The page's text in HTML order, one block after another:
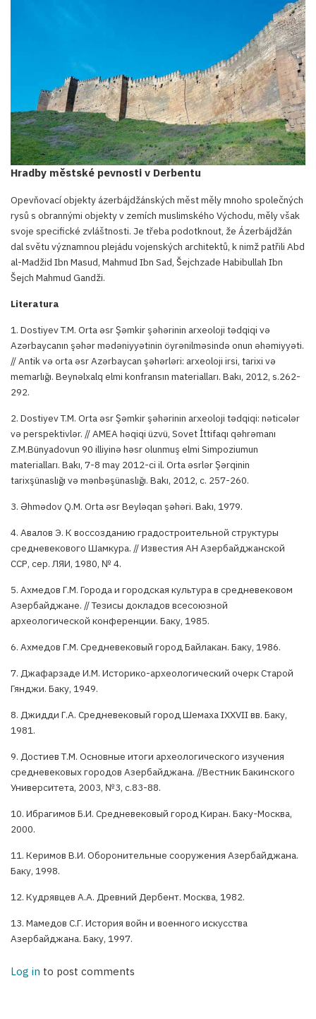
Hradby městské pevnosti v Derbentu
Opevňovací objekty ázerbájdžánských měst měly mnoho společných
rysů s obrannými objekty v zemích muslimského Východu, měly však
svoje specifické zvláštnosti. Je třeba podotknout, že Ázerbájdžán
dal světu významnou plejádu vojenských architektů, k nimž patřili Abd
al-Madžid Ibn Masud, Mahmud Ibn Sad, Šejchzade Habibullah Ibn
Šejch Mahmud Gandži.
Literatura
1. Dostiyev T.M. Orta əsr Şəmkir şəhərinin arxeoloji tədqiqi və
Azərbaycanın şəhər mədəniyyətinin öyrənilməsində onun əhəmiyyəti.
// Antik və orta əsr Azərbaycan şəhərləri: arxeoloji irsi, tarixi və
memarlığı. Beynəlxalq elmi konfransın materialları. Bakı, 2012, s.262-
292.
2. Dostiyev T.M. Orta əsr Şəmkir şəhərinin arxeoloji tədqiqi: nəticələr
və perspektivlər. // AMEA həqiqi üzvü, Sovet İttifaqı qəhrəmanı
Z.M.Bünyadovun 90 illiyinə həsr olunmuş elmi Simpoziumun
materialları. Bakı, 7-8 may 2012-ci il. Orta əsrlər Şərqinin
tarixşünaslığı və mənbəşünaslığı. Bakı, 2012, с. 257-260.
3. Əhmədov Q.M. Orta əsr Beyləqan şəhəri. Bakı, 1979.
4. Авалов Э. К воссозданию градостроительной структуры
средневекового Шамкура. // Известия АН Азербайджанской
ССР, сер. ЛЯИ, 1980, № 4.
5. Ахмедов Г.М. Города и городская культура в средневековом
Азербайджане. // Тезисы докладов всесоюзной
археологической конференции. Баку, 1985.
6. Ахмедов Г.М. Средневековый город Байлакан. Баку, 1986.
7. Джафарзаде И.М. Историко-археологический очерк Старой
Гянджи. Баку, 1949.
8. Джидди Г.А. Средневековый город Шемаха IXXVII вв. Баку,
1981.
9. Достиев Т.М. Основные итоги археологического изучения
средневековых городов Азербайджана. //Вестник Бакинского
Университета, 2003, №3, с.83-88.
10. Ибрагимов Б.И. Средневековый город Киран. Баку-Москва,
2000.
11. Керимов В.И. Оборонительные сооружения Азербайджана.
Баку, 1998.
12. Кудрявцев А.А. Древний Дербент. Москва, 1982.
13. Мамедов С.Г. История войн и военного искусства
Азербайджана. Баку, 1997.
Log in to post comments